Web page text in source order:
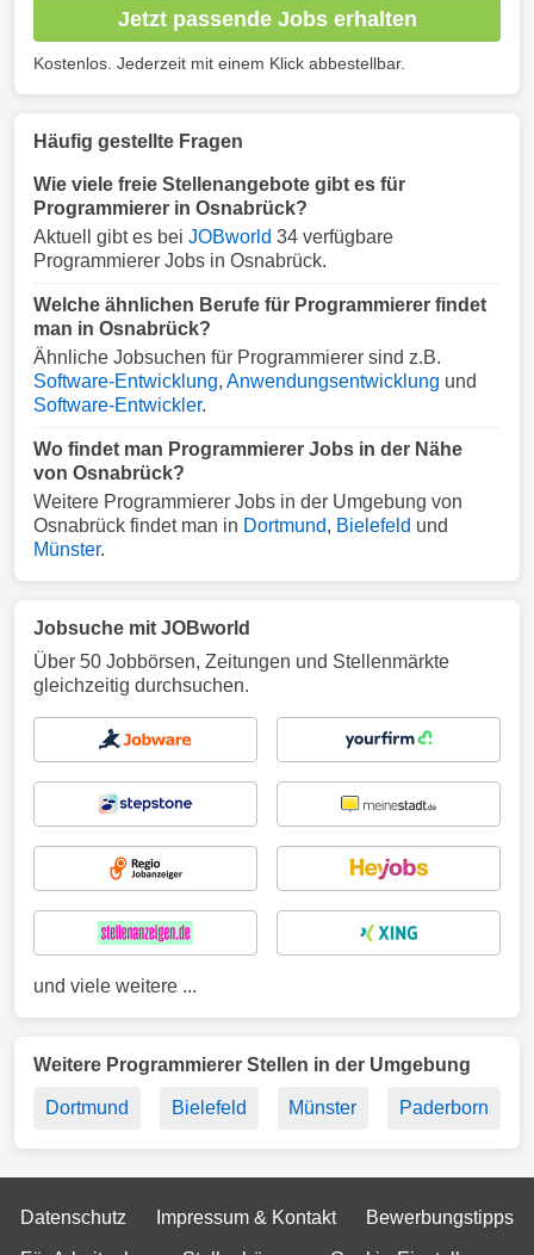
Jetzt passende Jobs erhalten
Kostenlos. Jederzeit mit einem Klick abbestellbar.
Häufig gestellte Fragen
Wie viele freie Stellenangebote gibt es für
Programmierer in Osnabrück?
Aktuell gibt es bei JOBworld 34 verfügbare
Programmierer Jobs in Osnabrück.
Welche ähnlichen Berufe für Programmierer findet
man in Osnabrück?
Ähnliche Jobsuchen für Programmierer sind z.B.
Software-Entwicklung, Anwendungsentwicklung und
Software-Entwickler.
Wo findet man Programmierer Jobs in der Nähe
von Osnabrück?
Weitere Programmierer Jobs in der Umgebung von
Osnabrück findet man in Dortmund, Bielefeld und
Münster.
Jobsuche mit JOBworld
Über 50 Jobbörsen, Zeitungen und Stellenmärkte
gleichzeitig durchsuchen.
und viele weitere ...
Weitere Programmierer Stellen in der Umgebung
Dortmund Bielefeld Münster Paderborn
Datenschutz Impressum & Kontakt Bewerbungstipps